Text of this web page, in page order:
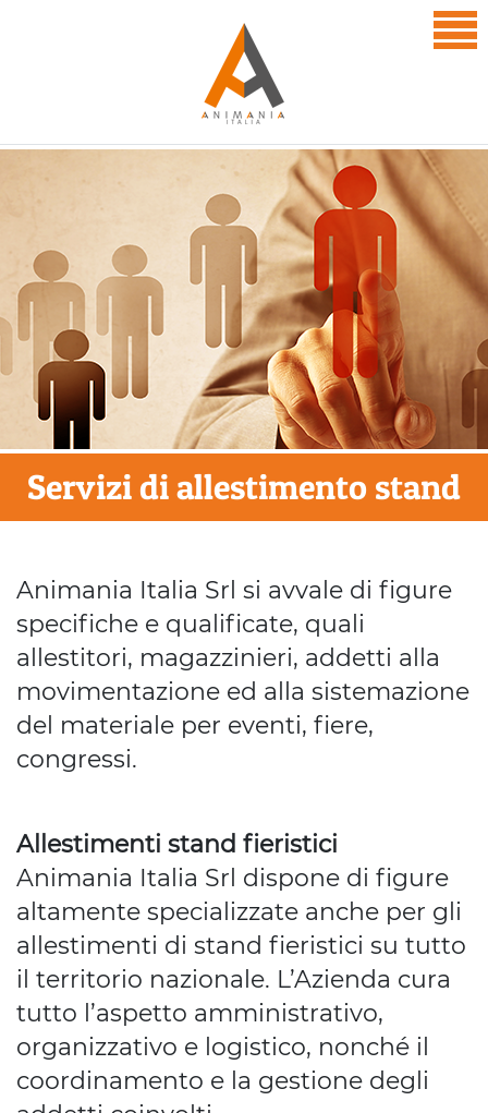
Servizi di allestimento stand
Animania Italia Srl si avvale di figure
specifiche e qualificate, quali
allestitori, magazzinieri, addetti alla
movimentazione ed alla sistemazione
del materiale per eventi, fiere,
congressi.
Allestimenti stand fieristici
Animania Italia Srl dispone di figure
altamente specializzate anche per gli
allestimenti di stand fieristici su tutto
il territorio nazionale. L’Azienda cura
tutto l’aspetto amministrativo,
organizzativo e logistico, nonché il
coordinamento e la gestione degli